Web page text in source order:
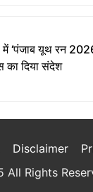
में ‘पंजाब यूथ रन
का दिया संदेश
Disclaimer
All Rights